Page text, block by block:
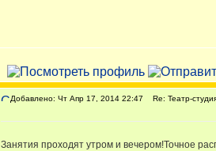
Добавлено: Чт Апр 17, 2014 22:47 Re: Театр-
Занятия проходят утром и вечером!Точное